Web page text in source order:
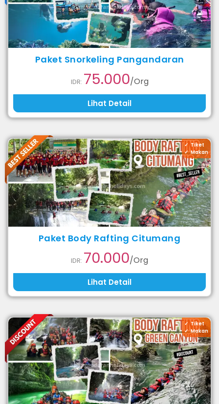
Paket Snorkeling Pangandaran
IDR: 75.000/Org
Lihat Detail
Tiket
Makan
Paket Body Rafting Citumang
IDR: 70.000/Org
Lihat Detail
Tiket
Makan